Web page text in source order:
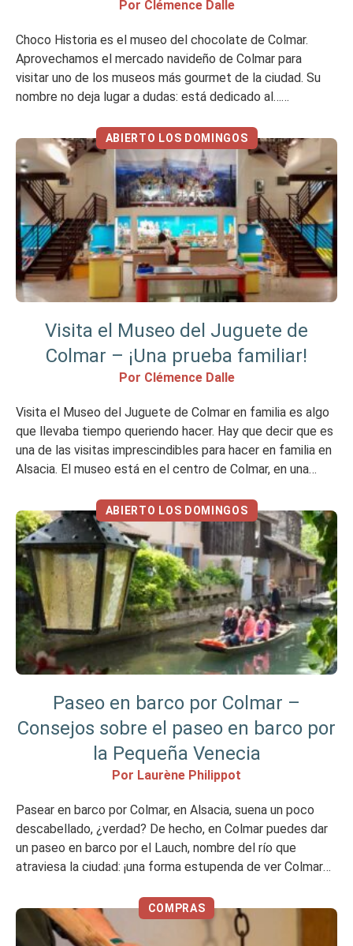
Por Clémence Dalle
Choco Historia es el museo del chocolate de Colmar.
Aprovechamos el mercado navideño de Colmar para
visitar uno de los museos más gourmet de la ciudad. Su
nombre no deja lugar a dudas: está dedicado al…
es una “cadena” de museos dedicados al chocolate,
creada por […]
ABIERTO LOS DOMINGOS
Visita el Museo del Juguete de
Colmar – ¡Una prueba familiar!
Por Clémence Dalle
Visita el Museo del Juguete de Colmar en familia es algo
que llevaba tiempo queriendo hacer. Hay que decir que es
una de las visitas imprescindibles para hacer en familia en
Alsacia. El museo está en el centro de Colmar, en una
gustado No […]
ABIERTO LOS DOMINGOS
Paseo en barco por Colmar –
Consejos sobre el paseo en barco por
la Pequeña Venecia
Por Laurène Philippot
Pasear en barco por Colmar, en Alsacia, suena un poco
descabellado, ¿verdad? De hecho, en Colmar puedes dar
un paseo en barco por el Lauch, nombre del río que
atraviesa la ciudad: ¡una forma estupenda de ver Colmar
turística, pero que te recomiendo. Paseo […]
COMPRAS